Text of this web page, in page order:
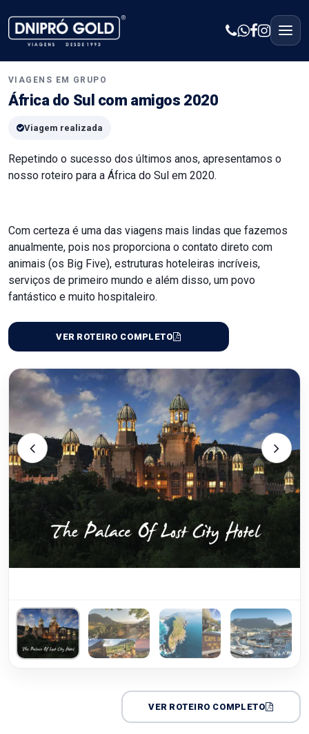
VIAGENS EM GRUPO
África do Sul com amigos 2020
Viagem realizada
Repetindo o sucesso dos últimos anos, apresentamos o
nosso roteiro para a África do Sul em 2020.
Com certeza é uma das viagens mais lindas que fazemos
anualmente, pois nos proporciona o contato direto com
animais (os Big Five), estruturas hoteleiras incríveis,
serviços de primeiro mundo e além disso, um povo
fantástico e muito hospitaleiro.
VER ROTEIRO COMPLETO
VER ROTEIRO COMPLETO